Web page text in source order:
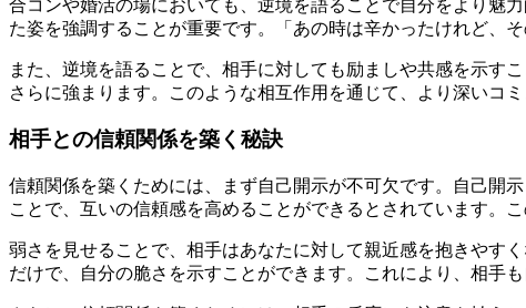
合コンや婚活の場においても、逆境を語ることで自分をより魅
た姿を強調することが重要です。「あの時は辛かったけれど、
また、逆境を語ることで、相手に対しても励ましや共感を示す
さらに強まります。このような相互作用を通じて、より深いコ
相手との信頼関係を築く秘訣
信頼関係を築くためには、まず自己開示が不可欠です。自己開
ことで、互いの信頼感を高めることができるとされています。
弱さを見せることで、相手はあなたに対して親近感を抱きやす
だけで、自分の脆さを示すことができます。これにより、相手